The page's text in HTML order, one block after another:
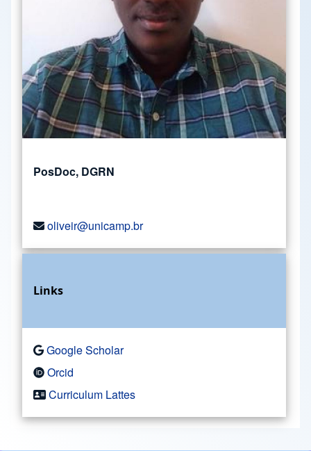
PosDoc, DGRN
oliveir@unicamp.br
Links
Google Scholar
Orcid
Curriculum Lattes